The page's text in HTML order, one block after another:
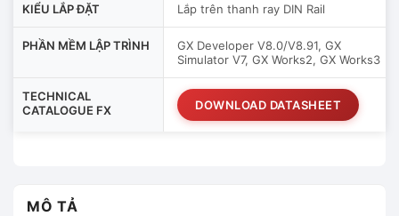
KIỂU LẮP ĐẶT Lắp trên thanh ray DIN Rail
PHẦN MỀM LẬP TRÌNH
GX Developer V8.0/V8.91, GX
Simulator V7, GX Works2, GX Works3
TECHNICAL
CATALOGUE FX
DOWNLOAD DATASHEET
MÔ TẢ